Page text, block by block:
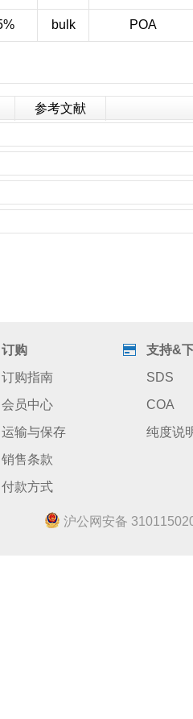
bulk POA
参考文献
订购
订购指南
会员中心
运输与保存
销售条款
付款方式
支持&
SDS
COA
纯度说
沪公网安备